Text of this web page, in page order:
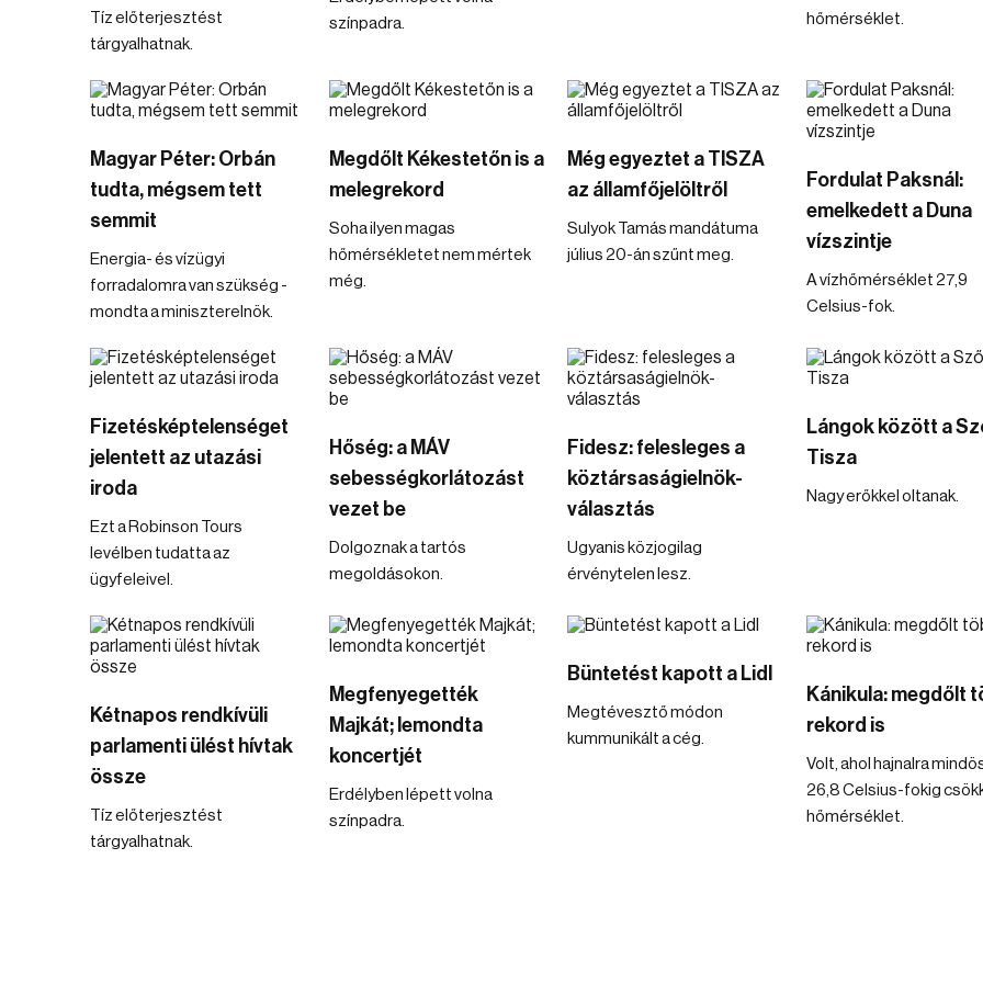
Tíz előterjesztést
tárgyalhatnak.
színpadra.
hőmérséklet.
Magyar Péter: Orbán
tudta, mégsem tett
semmit
Energia- és vízügyi
forradalomra van szükség -
mondta a miniszterelnök.
Megdőlt Kékestetőn is a
melegrekord
Soha ilyen magas
hőmérsékletet nem mértek
még.
Még egyeztet a TISZA
az államfőjelöltről
Sulyok Tamás mandátuma
július 20-án szűnt meg.
Fordulat Paksnál:
emelkedett a Duna
vízszintje
A vízhőmérséklet 27,9
Celsius-fok.
Fizetésképtelenséget
jelentett az utazási
iroda
Ezt a Robinson Tours
levélben tudatta az
ügyfeleivel.
Hőség: a MÁV
sebességkorlátozást
vezet be
Dolgoznak a tartós
megoldásokon.
Fidesz: felesleges a
köztársaságielnök-
választás
Ugyanis közjogilag
érvénytelen lesz.
Lángok között a
Tisza
Nagy erőkkel oltanak.
Kétnapos rendkívüli
parlamenti ülést hívtak
össze
Tíz előterjesztést
tárgyalhatnak.
Megfenyegették
Majkát; lemondta
koncertjét
Erdélyben lépett volna
színpadra.
Büntetést kapott a Lidl
Megtévesztő módon
kummunikált a cég.
Kánikula: megdőlt
rekord is
Volt, ahol hajnalra
26,8 Celsius-fokig
hőmérséklet.